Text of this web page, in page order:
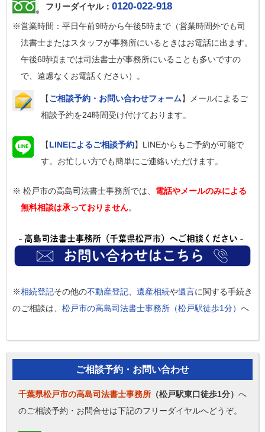
フリーダイヤル： 0120-022-918
※営業時間：平日午前9時から午後5時まで（営業時間外でも司
法書士またはスタッフが事務所にいるときはお電話に出ます。
午後6時頃までは司法書士が事務所にいることも多いですの
で、遠慮なくお電話ください）。
【ご相談予約・お問い合わせフォーム】メールによるご
相談予約を24時間受け付けております。
【LINEによるご相談予約】LINEからもご予約が可能で
す。お忙しい方でも簡単にご連絡いただけます。
※ 松戸市の高島司法書士事務所では、 電話やメールのみによる
無料相談は承っておりません。
※相続登記その他の不動産登記 遺産相続や遺言に関する手続き
のご相談は、 松戸市の高島司法書士事務所（松戸駅徒歩1分） へ
ご相談予約・お問い合わせ
千葉県松戸市の高島司法書士事務所 （松戸駅東口徒歩1分） へ
のご相談予約・お問合せは下記のフリーダイヤルへどうぞ。